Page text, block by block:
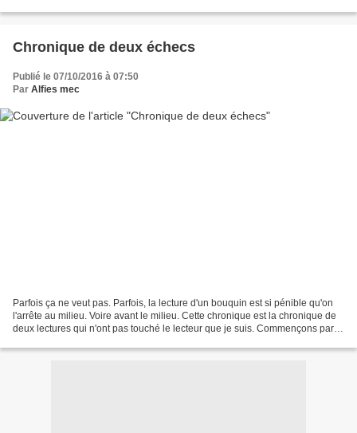
Chronique de deux échecs
Publié le 07/10/2016 à 07:50
Par Alfies mec
Parfois ça ne veut pas. Parfois, la lecture d'un bouquin est si pénible qu'on
l'arrête au milieu. Voire avant le milieu. Cette chronique est la chronique de
deux lectures qui n'ont pas touché le lecteur que je suis. Commençons par